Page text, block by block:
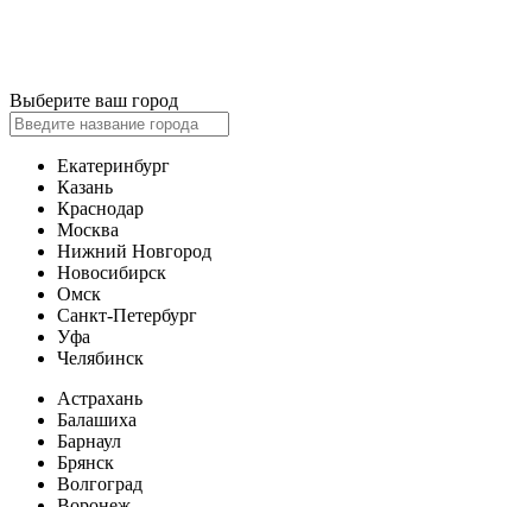
Выберите ваш город
Екатеринбург
Казань
Краснодар
Москва
Нижний Новгород
Новосибирск
Омск
Санкт-Петербург
Уфа
Челябинск
Астрахань
Балашиха
Барнаул
Брянск
Волгоград